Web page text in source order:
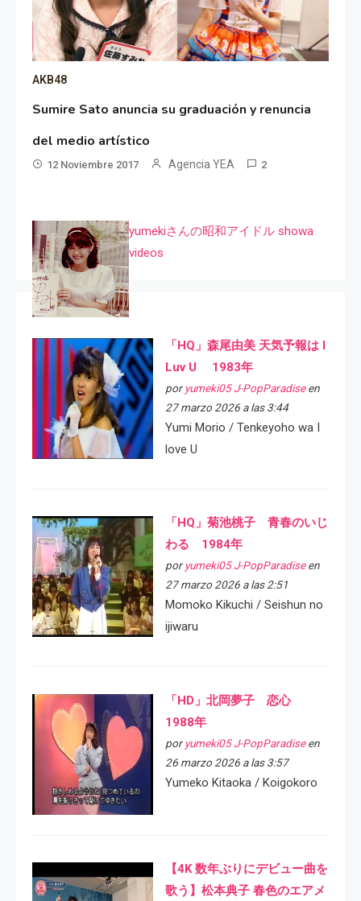
AKB48
Sumire Sato anuncia su graduación y renuncia
del medio artístico
12 Noviembre 2017 Agencia YEA 2
yumekiさんの昭和アイドル showa
videos
「HQ」森尾由美 天気予報は I
Luv U 1983年
por yumeki05 J-PopParadiseen
27 marzo 2026 a las 3:44
Yumi Morio / Tenkeyoho wa I
love U
「HQ」菊池桃子 青春のいじ
わる 1984年
por yumeki05 J-PopParadiseen
27 marzo 2026 a las 2:51
Momoko Kikuchi / Seishun no
ijiwaru
「HD」北岡夢子 恋心
1988年
por yumeki05 J-PopParadiseen
26 marzo 2026 a las 3:57
Yumeko Kitaoka / Koigokoro
【4K 数年ぶりにデビュー曲を
歌う】松本典子 春色のエアメ